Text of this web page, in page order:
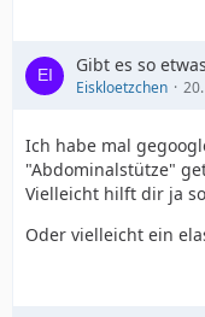
Gibt es so
Eiskloetzchen
Ich habe mal
"Abdominalstütze"
Vielleicht hilft dir ja
Oder vielleicht ein